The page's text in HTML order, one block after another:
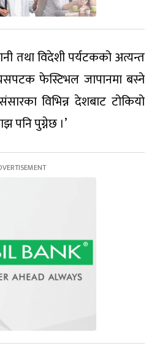
तथा विदेशी पर्यटकको अत्यन्त
फेस्टिभल जापानमा बस्ने
विभिन्न देशबाट टोकियो
पनि पुग्नेछ ।’